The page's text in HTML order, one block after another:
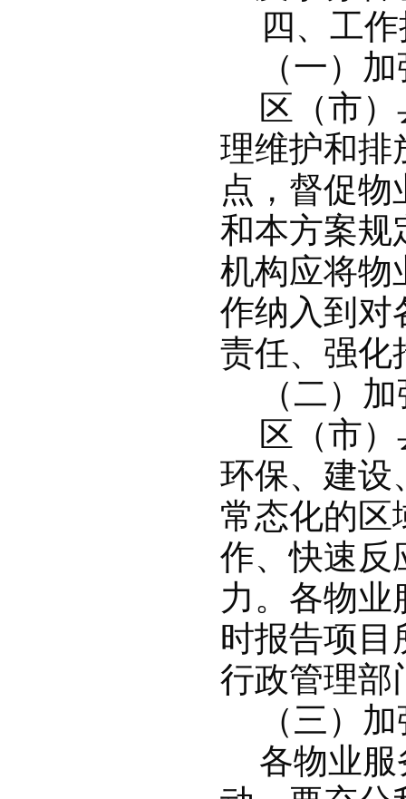
四、工
（一）
区（市
理维护和排
点，督促
和本方案规
机构应将物
作纳入到对
责任、强化
（二）
区（市
环保、建设
常态化的区
作、快速反
力。各物业
时报告项目
行政管理部
（三）
各物业